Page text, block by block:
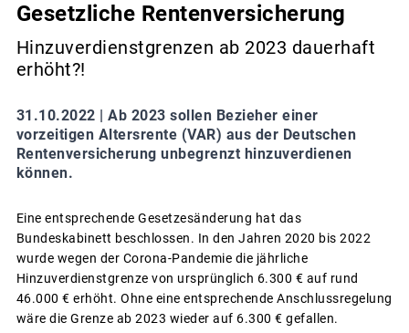
Gesetzliche Rentenversicherung
Hinzuverdienstgrenzen ab 2023 dauerhaft
erhöht?!
31.10.2022 | Ab 2023 sollen Bezieher einer
vorzeitigen Altersrente (VAR) aus der Deutschen
Rentenversicherung unbegrenzt hinzuverdienen
können.
Eine entsprechende Gesetzesänderung hat das
Bundeskabinett beschlossen. In den Jahren 2020 bis 2022
wurde wegen der Corona-Pandemie die jährliche
Hinzuverdienstgrenze von ursprünglich 6.300 € auf rund
46.000 € erhöht. Ohne eine entsprechende Anschlussregelung
wäre die Grenze ab 2023 wieder auf 6.300 € gefallen.